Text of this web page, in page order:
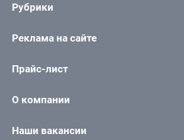
Рубрики
Реклама на сайте
Прайс-лист
О компании
Наши вакансии